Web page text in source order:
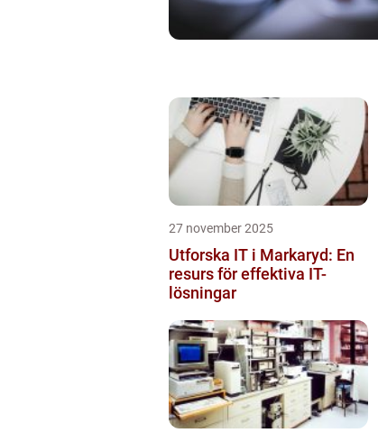
27 november 2025
Utforska IT i Markaryd: En
resurs för effektiva IT-
lösningar